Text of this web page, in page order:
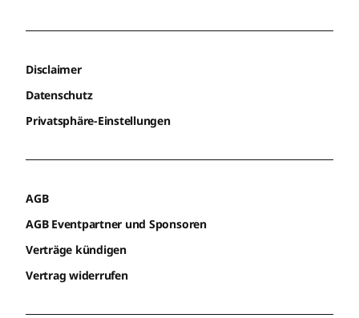
Disclaimer
Datenschutz
Privatsphäre-Einstellungen
AGB
AGB Eventpartner und Sponsoren
Verträge kündigen
Vertrag widerrufen